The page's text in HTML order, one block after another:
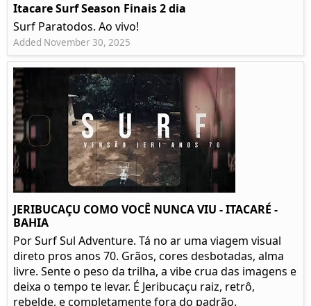
Itacare Surf Season Finais 2 dia
Surf Paratodos. Ao vivo!
Added November 30, 2025
JERIBUCAÇU COMO VOCÊ NUNCA VIU - ITACARÉ -
BAHIA
Por Surf Sul Adventure. Tá no ar uma viagem visual
direto pros anos 70. Grãos, cores desbotadas, alma
livre. Sente o peso da trilha, a vibe crua das imagens e
deixa o tempo te levar. É Jeribucaçu raiz, retrô,
rebelde, e completamente fora do padrão.